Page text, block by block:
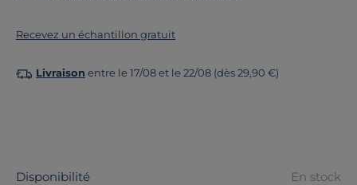
Recevez un échantillon gratuit
Livraison entre le 17/08 et le 22/08 (dès 29,90 €)
Disponibilité En stock